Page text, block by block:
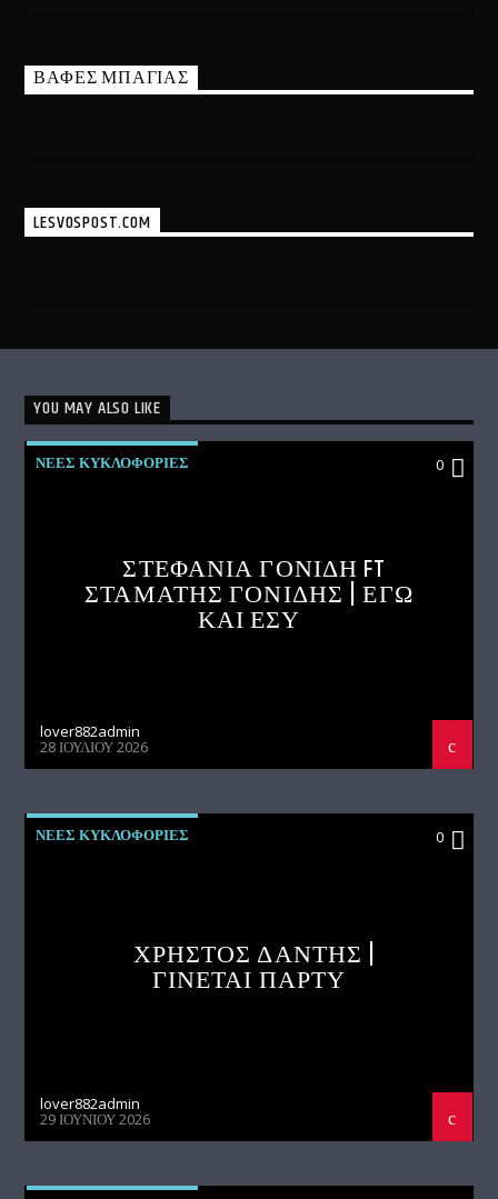
ΒΑΦΕΣ ΜΠΑΓΙΑΣ
LESVOSPOST.COM
YOU MAY ALSO LIKE
ΝΕΕΣ ΚΥΚΛΟΦΟΡΙΕΣ 0
ΣΤΕΦΑΝΙΑ ΓΟΝΙΔΗ FT
ΣΤΑΜΑΤΗΣ ΓΟΝΙΔΗΣ | ΕΓΩ
ΚΑΙ ΕΣΥ
lover882admin
28 ΙΟΥΛΊΟΥ 2026
ΝΕΕΣ ΚΥΚΛΟΦΟΡΙΕΣ 0
ΧΡΗΣΤΟΣ ΔΑΝΤΗΣ |
ΓΙΝΕΤΑΙ ΠΑΡΤΥ
lover882admin
29 ΙΟΥΝΊΟΥ 2026